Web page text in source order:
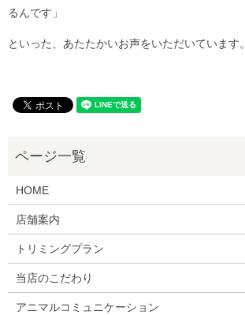
るんです」
といった、あたたかいお声をいただいています。
HOME
店舗案内
トリミングプラン
当店のこだわり
アニマルコミュニケーション